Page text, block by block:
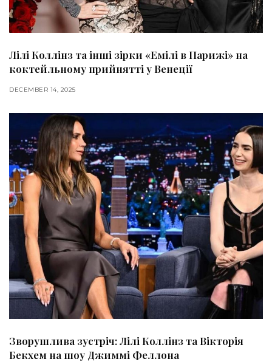
Лілі Коллінз та інші зірки «Емілі в Парижі» на
коктейльному прийнятті у Венеції
DECEMBER 14, 2025
Зворушлива зустріч: Лілі Коллінз та Вікторія
Бекхем на шоу Джиммі Феллона